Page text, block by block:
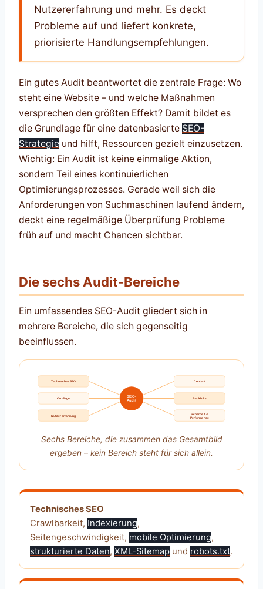
Nutzererfahrung und mehr. Es deckt
Probleme auf und liefert konkrete,
priorisierte Handlungsempfehlungen.
Ein gutes Audit beantwortet die zentrale Frage: Wo
steht eine Website – und welche Maßnahmen
versprechen den größten Effekt? Damit bildet es
die Grundlage für eine datenbasierte SEO-
Strategie und hilft, Ressourcen gezielt einzusetzen.
Wichtig: Ein Audit ist keine einmalige Aktion,
sondern Teil eines kontinuierlichen
Optimierungsprozesses. Gerade weil sich die
Anforderungen von Suchmaschinen laufend ändern,
deckt eine regelmäßige Überprüfung Probleme
früh auf und macht Chancen sichtbar.
Die sechs Audit-Bereiche
Ein umfassendes SEO-Audit gliedert sich in
mehrere Bereiche, die sich gegenseitig
beeinflussen.
SEO-
Audit
Technisches SEO Content
On-Page Backlinks
Nutzererfahrung Sicherheit &
Performance
Sechs Bereiche, die zusammen das Gesamtbild
ergeben – kein Bereich steht für sich allein.
Technisches SEO
Crawlbarkeit, Indexierung,
Seitengeschwindigkeit, mobile Optimierung,
strukturierte Daten,XML-Sitemap und robots.txt.